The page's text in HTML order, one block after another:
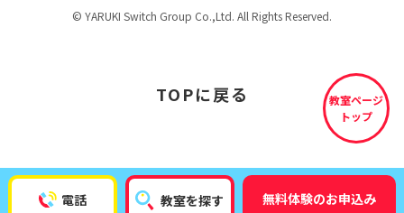
電話 教室を探す 無料体験のお申込み
教室ページ
トップ
© YARUKI Switch Group Co.,Ltd. All Rights Reserved.
TOPに戻る